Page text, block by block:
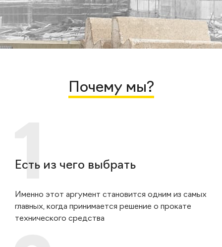
Почему мы?
Есть из чего выбрать
Именно этот аргумент становится одним из самых
главных, когда принимается решение о прокате
технического средства